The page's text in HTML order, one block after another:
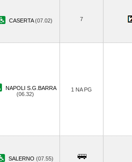
CASERTA(07.02) 7
NAPOLI S.G.BARRA
(06.32)
1 NA PG
SALERNO (07.55)